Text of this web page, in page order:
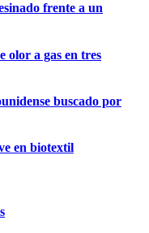
frente a un
olor a gas en tres
buscado por
en biotextil